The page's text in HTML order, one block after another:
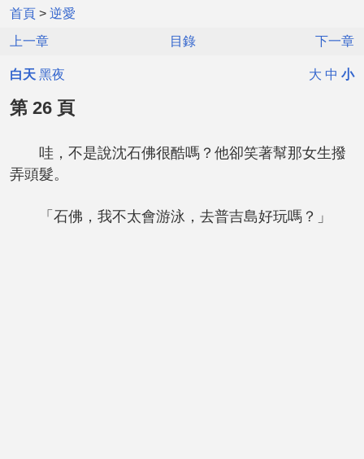
首頁 > 逆愛
上一章
目錄 下一章
白天 黑夜 大 中 小
第 26 頁
哇，不是說沈石佛很酷嗎？他卻笑著幫那女生撥
弄頭髮。
「石佛，我不太會游泳，去普吉島好玩嗎？」